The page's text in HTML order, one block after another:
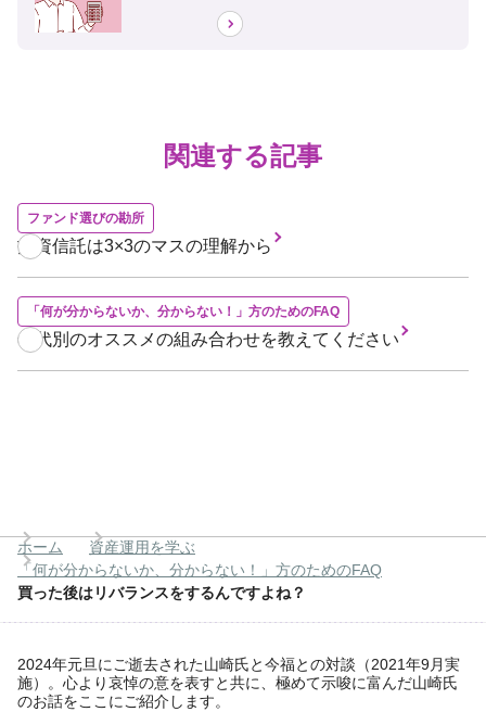
関連する記事
ファンド選びの勘所
投資信託は3×3のマスの理解から
「何が分からないか、分からない！」方のためのFAQ
年代別のオススメの組み合わせを教えてください
ホーム
資産運用を学ぶ
「何が分からないか、分からない！」方のためのFAQ
買った後はリバランスをするんですよね？
2024年元旦にご逝去された山崎氏と今福との対談（2021年9月実
施）。心より哀悼の意を表すと共に、極めて示唆に富んだ山崎氏
のお話をここにご紹介します。